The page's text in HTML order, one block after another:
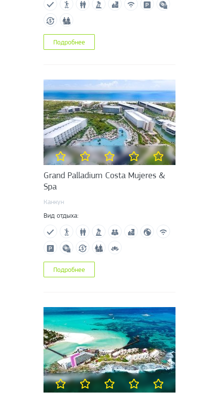
Подробнее
Grand Palladium Costa Mujeres &
Spa
Канкун
Вид отдыха:
Подробнее